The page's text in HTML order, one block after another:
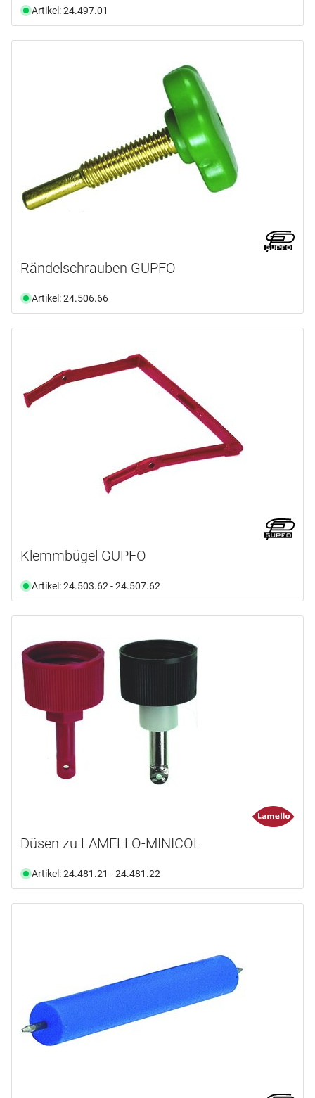
Artikel: 24.497.01
Rändelschrauben GUPFO
Artikel: 24.506.66
Klemmbügel GUPFO
Artikel: 24.503.62 - 24.507.62
Düsen zu LAMELLO-MINICOL
Artikel: 24.481.21 - 24.481.22